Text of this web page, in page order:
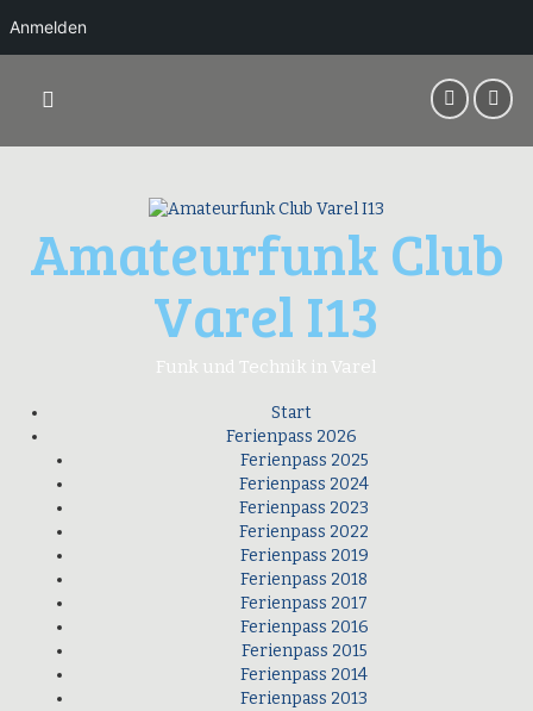
Inhalt
Amateurfunk Club
Varel I13
Funk und Technik in Varel
Start
Ferienpass 2026
Ferienpass 2025
Ferienpass 2024
Ferienpass 2023
Ferienpass 2022
Ferienpass 2019
Ferienpass 2018
Ferienpass 2017
Ferienpass 2016
Ferienpass 2015
Ferienpass 2014
Ferienpass 2013
Anmelden